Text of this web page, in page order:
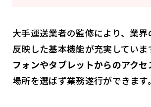
大手運送業者の監修により、業界
反映した基本機能が充実していま
フォンやタブレットからのアク
場所を選ばず業務遂行ができます。